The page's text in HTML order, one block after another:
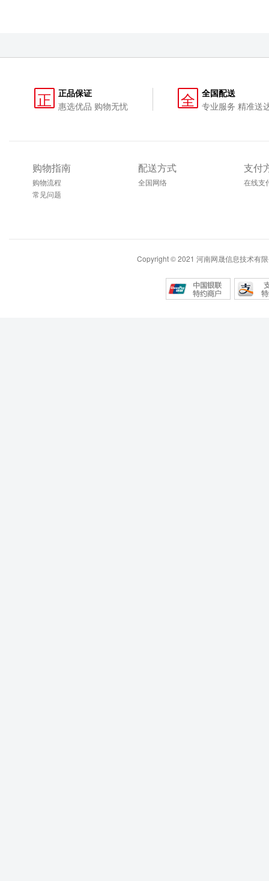
正 正品保证
惠选优品 购物无忧
全 全国配送
专业服务 精准送
购物指南
购物流程
常见问题
配送方式
全国网络
支付
在线支
Copyright © 2021 河南网晟信息技术有